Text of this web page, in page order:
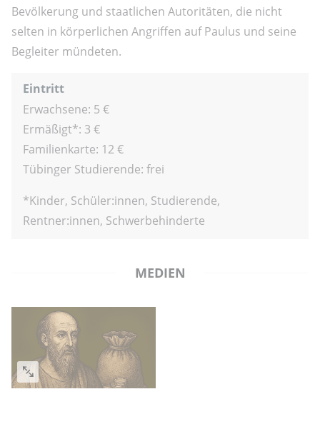
Bevölkerung und staatlichen Autoritäten, die nicht
selten in körperlichen Angriffen auf Paulus und seine
Begleiter mündeten.
Eintritt
Erwachsene: 5 €
Ermäßigt*: 3 €
Familienkarte: 12 €
Tübinger Studierende: frei
*Kinder, Schüler:innen, Studierende,
Rentner:innen, Schwerbehinderte
MEDIEN